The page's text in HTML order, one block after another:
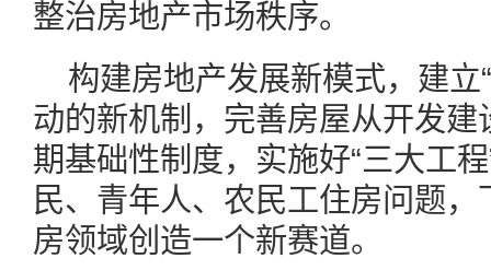
整治房地产市场秩序。
构建房地产发展新模式，建立
动的新机制，完善房屋从开发
期基础性制度，实施好“三大工
民、青年人、农民工住房问题
房领域创造一个新赛道。